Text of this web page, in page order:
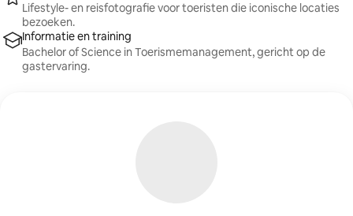
Lifestyle- en reisfotografie voor toeristen die iconische locaties
bezoeken.
Informatie en training
Bachelor of Science in Toerismemanagement, gericht op de
gastervaring.